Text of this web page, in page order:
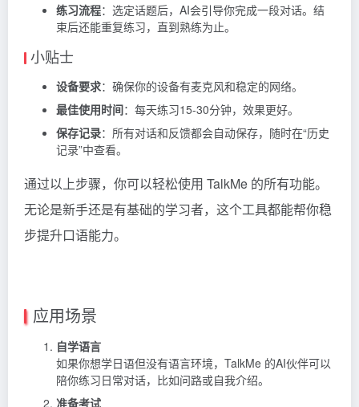
练习流程：选定话题后，AI会引导你完成一段对话。结
束后还能重复练习，直到熟练为止。
小贴士
设备要求：确保你的设备有麦克风和稳定的网络。
最佳使用时间：每天练习15-30分钟，效果更好。
保存记录：所有对话和反馈都会自动保存，随时在“历史
记录”中查看。
通过以上步骤，你可以轻松使用 TalkMe 的所有功能。
无论是新手还是有基础的学习者，这个工具都能帮你稳
步提升口语能力。
应用场景
自学语言
如果你想学日语但没有语言环境，TalkMe 的AI伙伴可以
陪你练习日常对话，比如问路或自我介绍。
准备考试